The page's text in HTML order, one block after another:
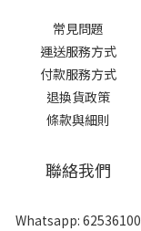
常見問題
運送服務方式
付款服務方式
退換貨政策
條款與細則
聯絡我們
Whatsapp: 62536100